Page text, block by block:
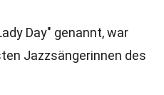
Day" genannt, war
Jazzsängerinnen des